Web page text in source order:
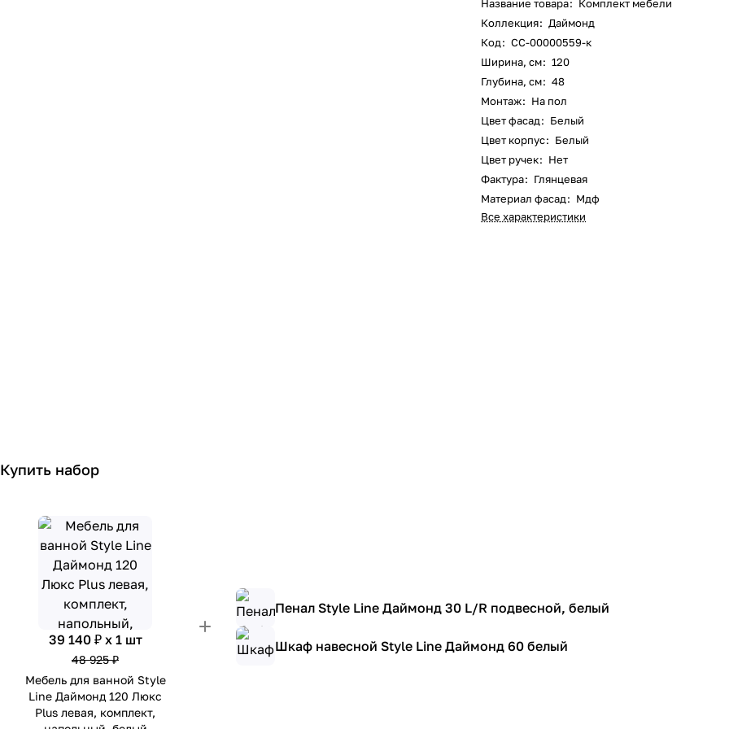
Название товара:
Комплект мебели
Коллекция: Даймонд
Код: СС-00000559-к
Ширина, см: 120
Глубина, см: 48
Монтаж: На пол
Цвет фасад: Белый
Цвет корпус: Белый
Цвет ручек: Нет
Фактура: Глянцевая
Материал фасад: Мдф
Все характеристики
Купить набор
39 140 ₽ x 1 шт
48 925 ₽
Мебель для ванной Style
Line Даймонд 120 Люкс
Plus левая, комплект,
Пенал Style Line Даймонд 30 L/R подвесной, белый
Шкаф навесной Style Line Даймонд 60 белый